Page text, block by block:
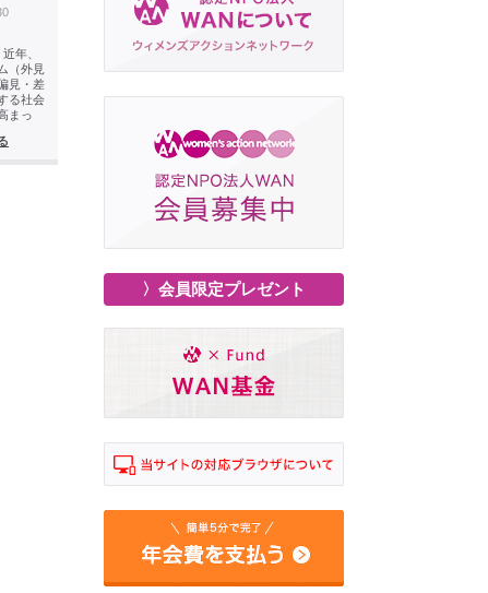
年、
（外見
見・差
る社会
まっ
〉会員限定プレゼント